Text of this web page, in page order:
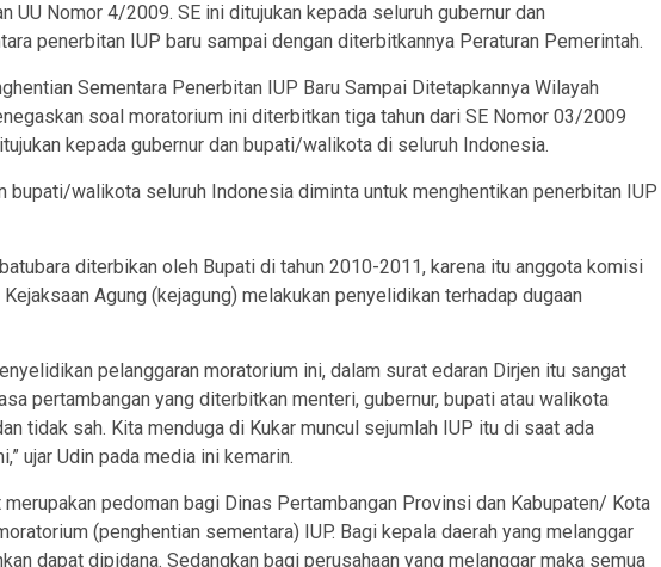
UU Nomor 4/2009. SE ini ditujukan kepada seluruh gubernur dan
penerbitan IUP baru sampai dengan diterbitkannya Peraturan Pemerintah.
Sementara Penerbitan IUP Baru Sampai Ditetapkannya Wilayah
soal moratorium ini diterbitkan tiga tahun dari SE Nomor 03/2009
kepada gubernur dan bupati/walikota di seluruh Indonesia.
bupati/walikota seluruh Indonesia diminta untuk menghentikan penerbitan IUP
diterbikan oleh Bupati di tahun 2010-2011, karena itu anggota komisi
Agung (kejagung) melakukan penyelidikan terhadap dugaan
pelanggaran moratorium ini, dalam surat edaran Dirjen itu sangat
pertambangan yang diterbitkan menteri, gubernur, bupati atau walikota
tidak sah. Kita menduga di Kukar muncul sejumlah IUP itu di saat ada
ujar Udin pada media ini kemarin.
pedoman bagi Dinas Pertambangan Provinsi dan Kabupaten/ Kota
(penghentian sementara) IUP. Bagi kepala daerah yang melanggar
dapat dipidana. Sedangkan bagi perusahaan yang melanggar maka semua